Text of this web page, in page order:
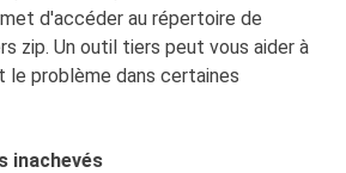
d'accéder au répertoire de
zip. Un outil tiers peut vous aider à
le problème dans certaines
inachevés